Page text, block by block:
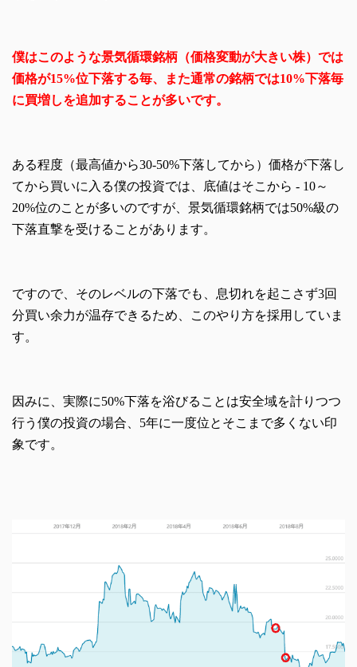
僕はこのような景気循環銘柄（価格変動が大きい株）では
価格が15%位下落する毎、また通常の銘柄では10%下落毎
に買増しを追加することが多いです。
ある程度（最高値から30-50%下落してから）価格が下落し
てから買いに入る僕の投資では、底値はそこから - 10～
20%位のことが多いのですが、景気循環銘柄では50%級の
下落直撃を受けることがあります。
ですので、そのレベルの下落でも、息切れを起こさず3回
分買い余力が温存できるため、このやり方を採用していま
す。
因みに、実際に50%下落を浴びることは安全域を計りつつ
行う僕の投資の場合、5年に一度位とそこまで多くない印
象です。